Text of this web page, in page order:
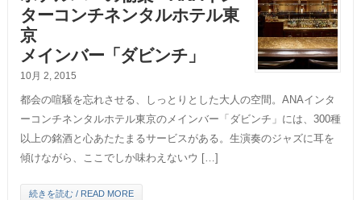
ターコンチネンタルホテル東
京
メインバー「ダビンチ」
10月 2, 2015
都会の喧騒を忘れさせる、しっとりとした大人の空間。ANAインタ
ーコンチネンタルホテル東京のメインバー「ダビンチ」には、300種
以上の銘酒と心あたたまるサービスがある。生演奏のジャズに耳を
傾けながら、ここでしか味わえないウ […]
続きを読む / READ MORE